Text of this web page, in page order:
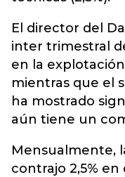
El director del
inter trimestral
en la
mientras que el
ha mostrado
aún tiene un
Mensualmente,
contrajo 2,5%